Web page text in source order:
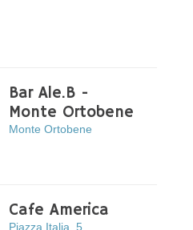
Bar Ale.B -
Monte Ortobene
Monte Ortobene
Cafe America
Piazza Italia, 5